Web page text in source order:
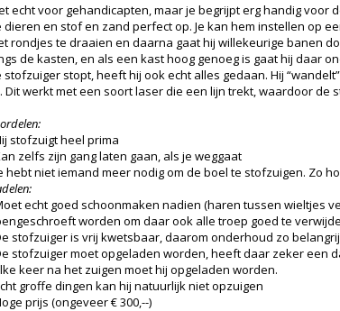
echt voor gehandicapten, maar je begrijpt erg handig voor
dieren en stof en zand perfect op. Je kan hem instellen op
rondjes te draaien en daarna gaat hij willekeurige banen
de kasten, en als een kast hoog genoeg is gaat hij daar
stofzuiger stopt, heeft hij ook echt alles gedaan. Hij
Dit werkt met een soort laser die een lijn trekt, waardoor
stofzuigt heel prima
zelfs zijn gang laten gaan, als je weggaat
hebt niet iemand meer nodig om de boel te stofzuigen. Zo
echt goed schoonmaken nadien (haren tussen wieltjes
worden om daar ook alle troep goed te
stofzuiger is vrij kwetsbaar, daarom onderhoud zo
stofzuiger moet opgeladen worden, heeft daar zeker een
keer na het zuigen moet hij opgeladen worden.
groffe dingen kan hij natuurlijk niet opzuigen
prijs (ongeveer € 300,--)